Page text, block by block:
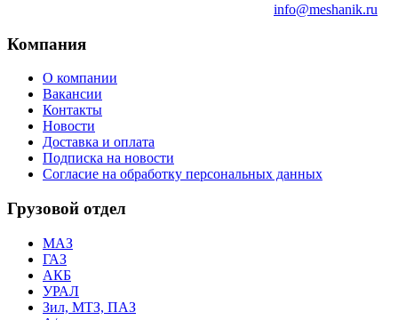
info@meshanik.ru
Компания
О компании
Вакансии
Контакты
Новости
Доставка и оплата
Подписка на новости
Согласие на обработку персональных данных
Грузовой отдел
МАЗ
ГАЗ
АКБ
УРАЛ
Зил, МТЗ, ПАЗ